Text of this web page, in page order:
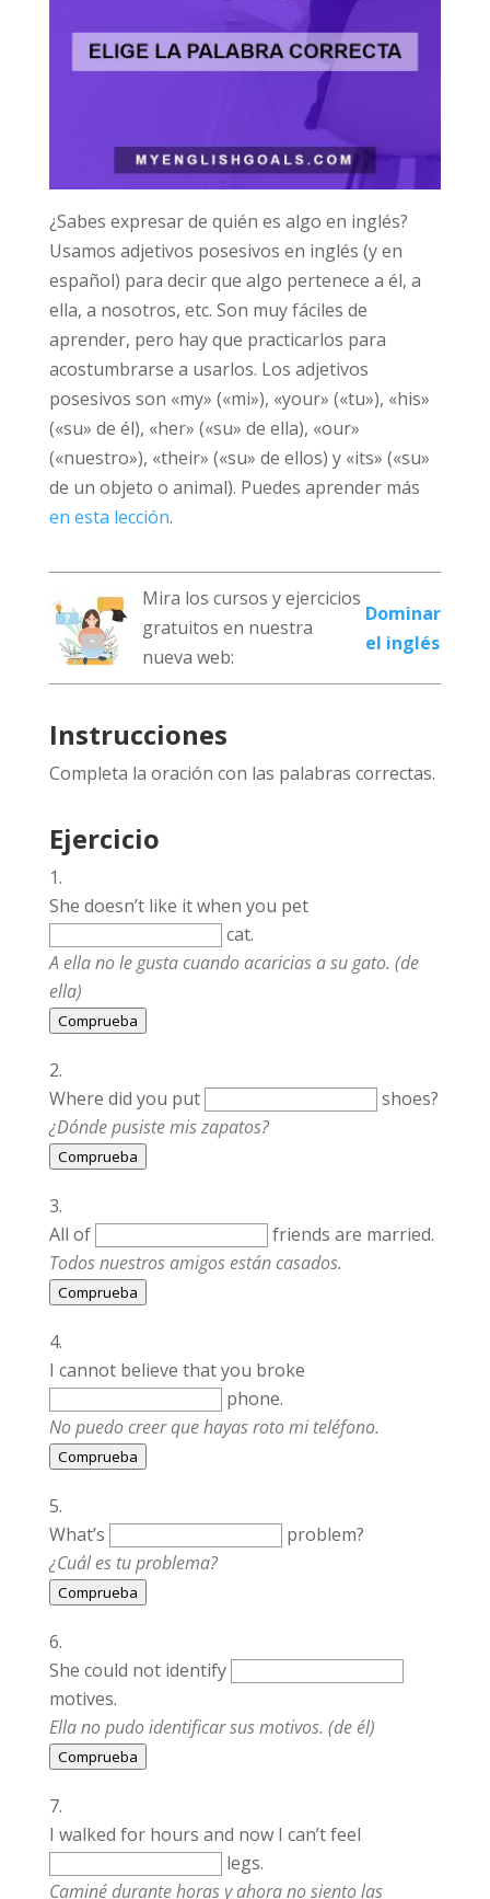
¿Sabes expresar de quién es algo en inglés?
Usamos adjetivos posesivos en inglés (y en
español) para decir que algo pertenece a él, a
ella, a nosotros, etc. Son muy fáciles de
aprender, pero hay que practicarlos para
acostumbrarse a usarlos. Los adjetivos
posesivos son «my» («mi»), «your» («tu»), «his»
(«su» de él), «her» («su» de ella), «our»
(«nuestro»), «their» («su» de ellos) y «its» («su»
de un objeto o animal). Puedes aprender más
en esta lección.
Mira los cursos y ejercicios
gratuitos en nuestra
nueva web:
Dominar
el inglés
Instrucciones
Completa la oración con las palabras correctas.
Ejercicio
She doesn’t like it when you pet
cat.
A ella no le gusta cuando acaricias a su gato. (de
ella)
Comprueba
Where did you put
shoes?
¿Dónde pusiste mis zapatos?
Comprueba
All of
friends are married.
Todos nuestros amigos están casados.
Comprueba
I cannot believe that you broke
phone.
No puedo creer que hayas roto mi teléfono.
Comprueba
What’s
problem?
¿Cuál es tu problema?
Comprueba
She could not identify
motives.
Ella no pudo identificar sus motivos. (de él)
Comprueba
I walked for hours and now I can’t feel
legs.
Caminé durante horas y ahora no siento las